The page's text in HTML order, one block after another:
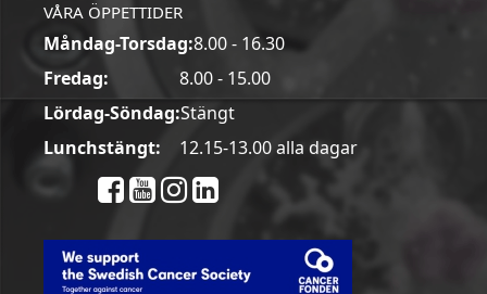
VÅRA ÖPPETTIDER
Måndag-Torsdag:8.00 - 16.30
Fredag:
8.00 - 15.00
Lördag-Söndag:Stängt
Lunchstängt:
12.15-13.00 alla dagar